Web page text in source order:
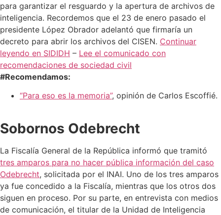
para garantizar el resguardo y la apertura de archivos de
inteligencia. Recordemos que el 23 de enero pasado el
presidente López Obrador adelantó que firmaría un
decreto para abrir los archivos del CISEN. Continuar
leyendo en SIDIDH – Lee el comunicado con
recomendaciones de sociedad civil
#Recomendamos:
“Para eso es la memoria”, opinión de Carlos Escoffié.
Sobornos Odebrecht
La Fiscalía General de la República informó que tramitó
tres amparos para no hacer pública información del caso
Odebrecht, solicitada por el INAI. Uno de los tres amparos
ya fue concedido a la Fiscalía, mientras que los otros dos
siguen en proceso. Por su parte, en entrevista con medios
de comunicación, el titular de la Unidad de Inteligencia